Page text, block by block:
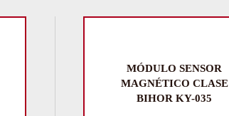
MÓDULO SENSOR
MAGNÉTICO CLASE
BIHOR KY-035